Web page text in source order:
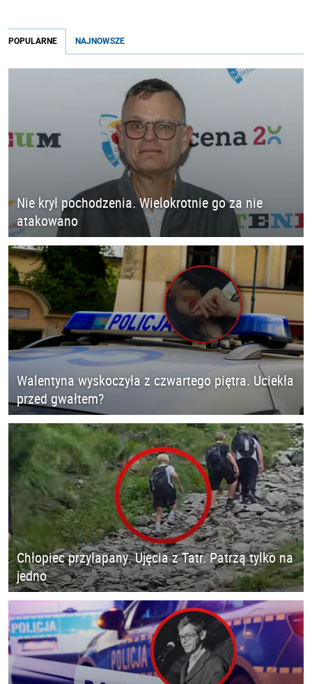
POPULARNE NAJNOWSZE
Nie krył pochodzenia. Wielokrotnie go za nie
atakowano
Walentyna wyskoczyła z czwartego piętra. Uciekła
przed gwałtem?
Chłopiec przyłapany. Ujęcia z Tatr. Patrzą tylko na
jedno